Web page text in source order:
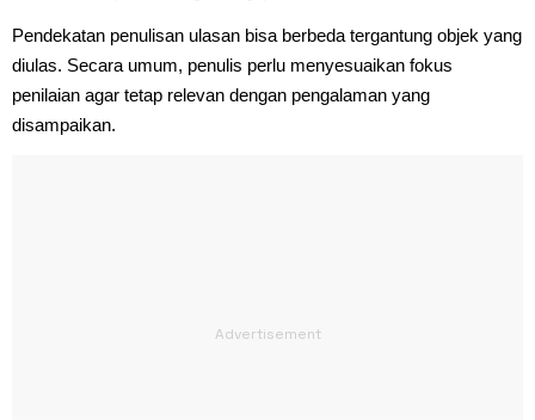
Pendekatan penulisan ulasan bisa berbeda tergantung objek yang
diulas. Secara umum, penulis perlu menyesuaikan fokus
penilaian agar tetap relevan dengan pengalaman yang
disampaikan.